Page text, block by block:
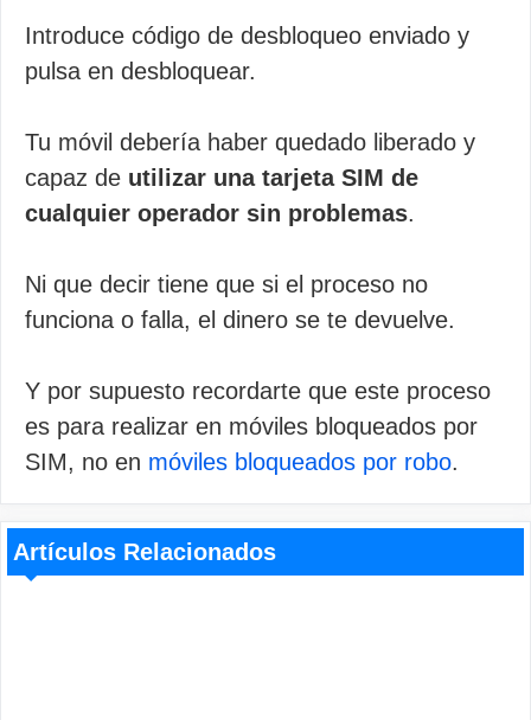
Introduce código de desbloqueo enviado y
pulsa en desbloquear.
Tu móvil debería haber quedado liberado y
capaz de utilizar una tarjeta SIM de
cualquier operador sin problemas.
Ni que decir tiene que si el proceso no
funciona o falla, el dinero se te devuelve.
Y por supuesto recordarte que este proceso
es para realizar en móviles bloqueados por
SIM, no en móviles bloqueados por robo.
Artículos Relacionados